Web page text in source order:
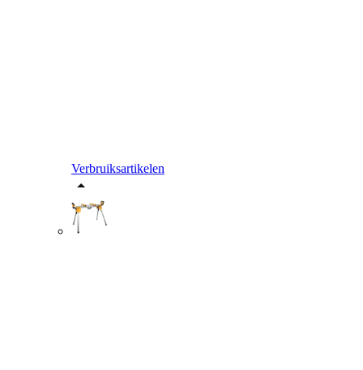
Verbruiksartikelen